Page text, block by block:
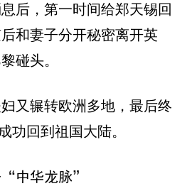
后，第一时间给郑天锡回
和妻子分开秘密离开英
碰头。
又辗转欧洲多地，最后终
功回到祖国大陆。
“中华龙脉”